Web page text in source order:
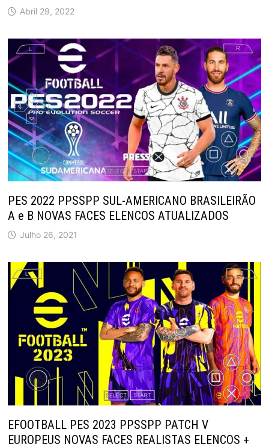
Abril 29, 2022
PES 2022 PPSSPP SUL-AMERICANO BRASILEIRÃO
A e B NOVAS FACES ELENCOS ATUALIZADOS
Julho 26, 2021
EFOOTBALL PES 2023 PPSSPP PATCH V
EUROPEUS NOVAS FACES REALISTAS ELENCOS +